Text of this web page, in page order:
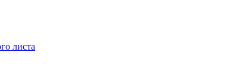
листа